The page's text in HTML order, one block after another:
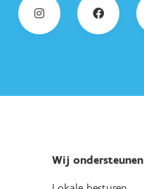
Wij ondersteunen